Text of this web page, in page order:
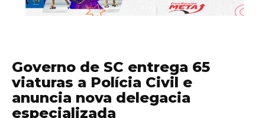
Governo de SC entrega 65
viaturas a Polícia Civil e
anuncia nova delegacia